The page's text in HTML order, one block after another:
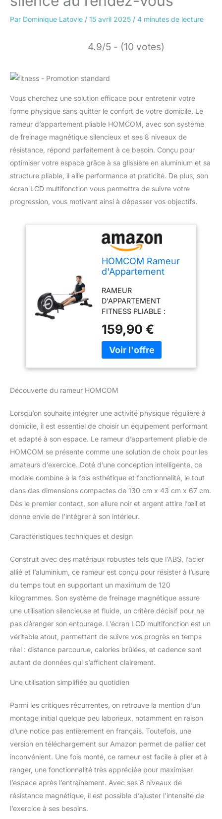
Par Dominique Latovie / 15 avril 2025 / 4 minutes de lecture
4.9/5 - (10 votes)
Vous cherchez une solution efficace pour entretenir votre
forme physique sans quitter le confort de votre domicile. Le
rameur d’appartement pliable HOMCOM, avec son système
de freinage magnétique silencieux et ses 8 niveaux de
résistance, répond parfaitement à ce besoin. Conçu pour
optimiser votre espace grâce à sa glissière en aluminium et sa
structure pliable, il allie performance et praticité. De plus, son
écran LCD multifonction vous permettra de suivre votre
progression, vous motivant ainsi à dépasser vos objectifs.
HOMCOM Rameur
d'Appartement
Multifonction Noir
Argent
RAMEUR
D'APPARTEMENT
FITNESS PLIABLE :
Fitness, appareil idéal
pour le cardio training et
la musculation - Rameur
pratique et facile
COMPLET : appareil de
Fitness d'une grande
polyvalence afin de vous
pectoraux, muscles
dorsaux, muscles des
jambes, etc.. ECRAN LCD
MULTIFONCTION, 8
NIVEAUX DE
RÉGLABLES : écran de
LCD multifonction :
distance, distance totale,
etc... - Niveau de
résistance réglable
progresser à votre
rythme CONFORT &
SÉCURITÉ OPTIMUMS :
selle et poignée
ergonomique
antidérapantes, pédales
texturées avec sangle,
stabilité, confort, sécurité
Certifications CE-EMC,
RoHS, EN20957 -
Conception et fabrication
aluminium et ABS
robuste, charge max.
recommandée de 102 Kg.
Et plus, Sa glissière en
aluminium rend le rameur
super lisse et silencieux
159,90 €
Découverte du rameur HOMCOM
Lorsqu’on souhaite intégrer une activité physique régulière à
domicile, il est essentiel de choisir un équipement performant
et adapté à son espace. Le rameur d’appartement pliable de
HOMCOM se présente comme une solution de choix pour les
amateurs d’exercice. Doté d’une conception intelligente, ce
modèle combine à la fois esthétique et fonctionnalité, le tout
dans des dimensions compactes de 130 cm x 43 cm x 67 cm.
Dès le premier contact, son allure noir et argent attire l’œil et
donne envie de l’intégrer à son intérieur.
Caractéristiques techniques et design
Construit avec des matériaux robustes tels que l’ABS, l’acier
allié et l’aluminium, ce rameur est conçu pour résister à l’usure
du temps tout en supportant un maximum de 120
kilogrammes. Son système de freinage magnétique assure
une utilisation silencieuse et fluide, un critère décisif pour ne
pas déranger son entourage. L’écran LCD multifonction est un
véritable atout, permettant de suivre vos progrès en temps
réel : distance parcourue, calories brûlées, et cadence sont
autant de données qui s’affichent clairement.
Une utilisation simplifiée au quotidien
Parmi les critiques récurrentes, on retrouve la mention d’un
montage initial quelque peu laborieux, notamment en raison
d’une notice pas entièrement en français. Toutefois, une
version en téléchargement sur Amazon permet de pallier cet
inconvénient. Une fois monté, ce rameur est facile à plier et à
ranger, une fonctionnalité très appréciée pour maximiser
l’espace après l’entraînement. Avec ses 8 niveaux de
résistance magnétique, il est possible d’ajuster l’intensité de
l’exercice à ses besoins.